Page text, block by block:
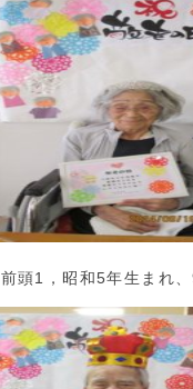
前頭1，昭和5年生まれ